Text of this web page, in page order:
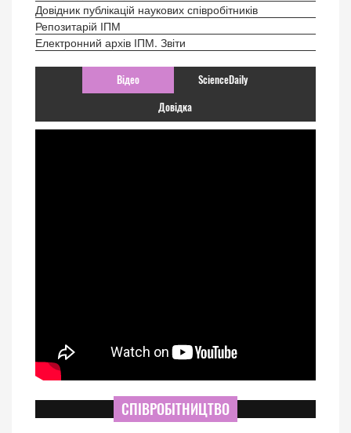
Довідник публікацій наукових співробітників
Репозитарій ІПМ
Електронний архів ІПМ. Звіти
Відео ScienceDaily
Довідка
СПІВРОБІТНИЦТВО